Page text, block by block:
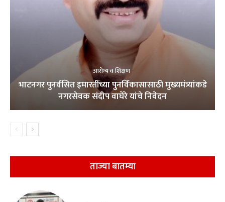
आरोग्य व शिक्षण
भाटनगर पुनर्वसित इमारतींच्या पुनर्विकासासाठी मुख्यमंत्र्यांकडे
नगरसेवक संदीप वाघेरे यांचे निवेदन
ताज्या बातम्या